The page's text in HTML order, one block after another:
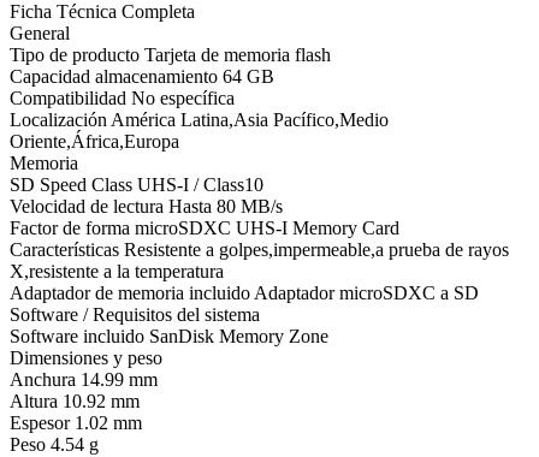
Ficha Técnica Completa
General
Tipo de producto Tarjeta de memoria flash
Capacidad almacenamiento 64 GB
Compatibilidad No específica
Localización América Latina,Asia Pacífico,Medio
Oriente,África,Europa
Memoria
SD Speed Class UHS-I / Class10
Velocidad de lectura Hasta 80 MB/s
Factor de forma microSDXC UHS-I Memory Card
Características Resistente a golpes,impermeable,a prueba de rayos
X,resistente a la temperatura
Adaptador de memoria incluido Adaptador microSDXC a SD
Software / Requisitos del sistema
Software incluido SanDisk Memory Zone
Dimensiones y peso
Anchura 14.99 mm
Altura 10.92 mm
Espesor 1.02 mm
Peso 4.54 g